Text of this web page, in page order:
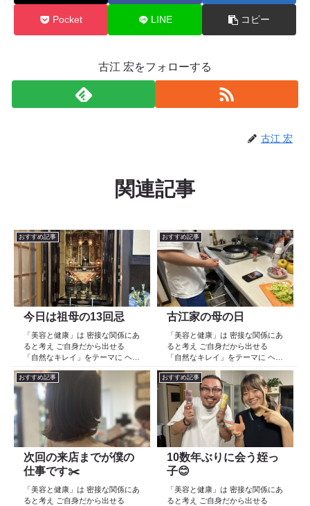
Pocket LINE コピー
古江 宏をフォローする
古江 宏
関連記事
おすすめ記事
今日は祖母の13回忌
「美容と健康」は 密接な関係にあ
ると考え ご自身だから出せる
「自然なキレイ」をテーマに ヘア
の 「根本改善」を目的とした美容
院 Def 古江です 2023年３月30日
より スタートしたこのブログ
日々の事や...
おすすめ記事
古江家の母の日
「美容と健康」は 密接な関係にあ
ると考え ご自身だから出せる
「自然なキレイ」をテーマに ヘア
の 「根本改善」を目的とした美容
院 Def 古江です 2023年３月30日
より スタートしたこのブログ
日々の事や...
おすすめ記事
次回の来店までが僕の
仕事です✂️
「美容と健康」は 密接な関係にあ
ると考え ご自身だから出せる
おすすめ記事
10数年ぶりに会う姪っ
子😊
「美容と健康」は 密接な関係にあ
ると考え ご自身だから出せる